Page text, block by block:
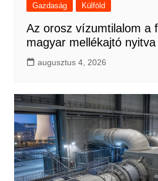
Gazdaság Külföld
Az orosz vízumtilalom a
magyar mellékajtó
augusztus 4, 2026